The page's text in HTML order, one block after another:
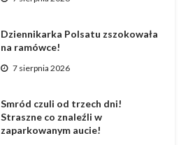
Dziennikarka Polsatu zszokowała
na ramówce!
7 sierpnia 2026
Smród czuli od trzech dni!
Straszne co znaleźli w
zaparkowanym aucie!